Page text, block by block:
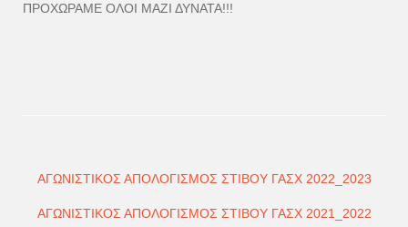
ΠΡΟΧΩΡΑΜΕ ΟΛΟΙ ΜΑΖΙ ΔΥΝΑΤΑ!!!
ΑΓΩΝΙΣΤΙΚΟΣ ΑΠΟΛΟΓΙΣΜΟΣ ΣΤΙΒΟΥ ΓΑΣΧ 2022_2023
ΑΓΩΝΙΣΤΙΚΟΣ ΑΠΟΛΟΓΙΣΜΟΣ ΣΤΙΒΟΥ ΓΑΣΧ 2021_2022